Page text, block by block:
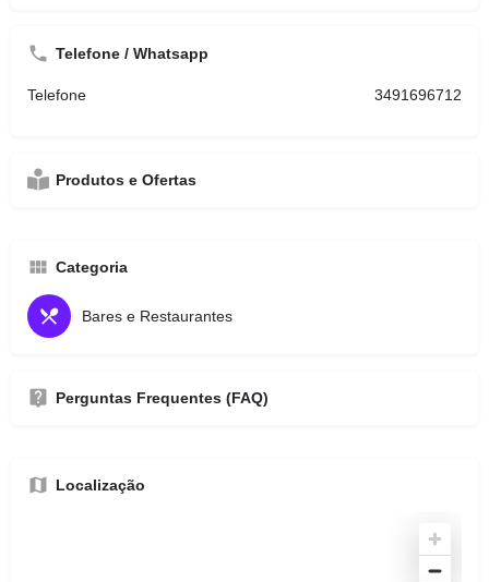
Telefone / Whatsapp
Telefone 3491696712
Produtos e Ofertas
Categoria
Bares e Restaurantes
Perguntas Frequentes (FAQ)
Localização